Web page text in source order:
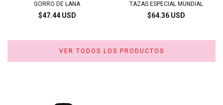
GORRO DE LANA
$47.44 USD
TAZAS ESPECIAL MUNDIAL
$64.36 USD
VER TODOS LOS PRODUCTOS